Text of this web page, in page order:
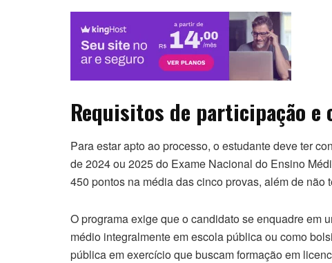
Requisitos de participação
Para estar apto ao processo, o estudante deve ter
de 2024 ou 2025 do Exame Nacional do Ensino
450 pontos na média das cinco provas, além de não
O programa exige que o candidato se enquadre em
médio integralmente em escola pública ou como
pública em exercício que buscam formação em